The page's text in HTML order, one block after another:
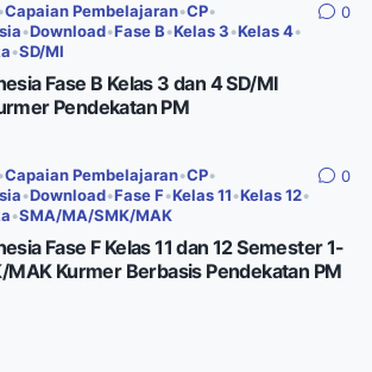
•Capaian Pembelajaran•CP•
•Download•Fase B •Kelas 3 •Kelas 4•
•SD/MI
0
Fase B Kelas 3 dan 4 SD/MI
Pendekatan PM
•Capaian Pembelajaran•CP•
•Download•Fase F •Kelas 11 •Kelas 12•
•SMA/MA/SMK/MAK
0
Fase F Kelas 11 dan 12 Semester 1-
Kurmer Berbasis Pendekatan PM